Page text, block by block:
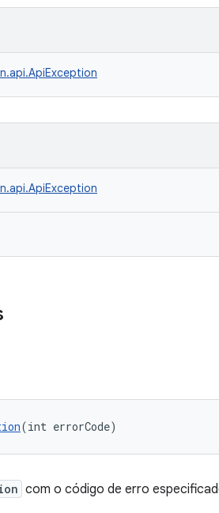
(int errorCode)
com o código de erro